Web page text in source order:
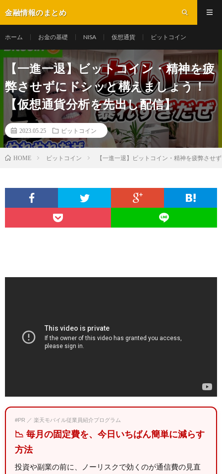
金融情報のまとめ
ホーム お金の基礎 NISA 仮想通貨 ビットコイン
【一進一退】ビットコイン・精神を疲
弊させずにドシッと構えましょう！
【仮想通貨分析を先出し配信】
2023.05.25 ビットコイン
HOME ビットコイン 【一進一退】ビットコイン・精神を疲弊させ
#PR ／ 楽天モバイル従業員紹介プログラム
📉 毎月の固定費を、今日いちばん簡単に減らす
方法
投資や副業の前に、ノーリスクで効くのが通信費の見直